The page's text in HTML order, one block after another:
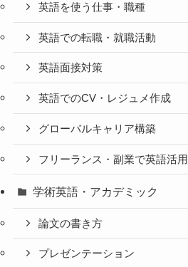
英語を使う仕事・職種
英語での転職・就職活動
英語面接対策
英語でのCV・レジュメ作成
グローバルキャリア構築
フリーランス・副業で英語活用
学術英語・アカデミック
論文の書き方
プレゼンテーション